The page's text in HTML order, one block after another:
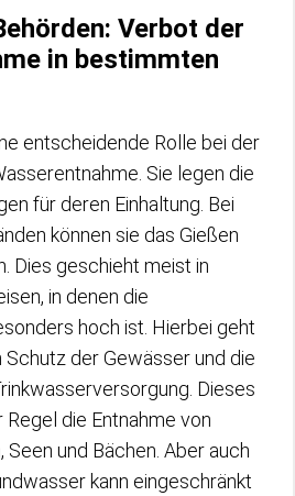
Verbot der
in bestimmten
entscheidende Rolle bei der
Sie legen die
für deren Einhaltung. Bei
können sie das Gießen
Dies geschieht meist in
in denen die
hoch ist. Hierbei geht
der Gewässer und die
Dieses
die Entnahme von
Seen und Bächen. Aber auch
kann eingeschränkt